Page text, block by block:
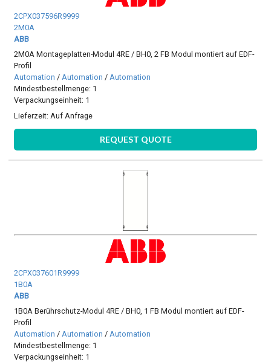
2CPX037596R9999
2M0A
ABB
2M0A Montageplatten-Modul 4RE / BH0, 2 FB Modul montiert auf EDF-
Profil
Automation /Automation /Automation
Mindestbestellmenge: 1
Verpackungseinheit: 1
Lieferzeit: Auf Anfrage
REQUEST QUOTE
2CPX037601R9999
1B0A
ABB
1B0A Berührschutz-Modul 4RE / BH0, 1 FB Modul montiert auf EDF-
Profil
Automation / Automation / Automation
Mindestbestellmenge: 1
Verpackungseinheit: 1